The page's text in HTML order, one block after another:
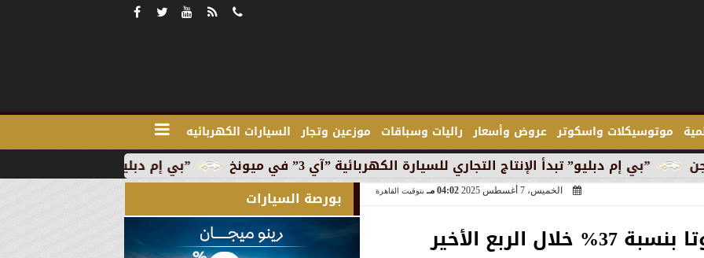
موتوسيكلات واسكوتر عروض وأسعار راليات وسباقات موزعين وتجار السيارات الكهربائيه
”بي إم دبليو” تبدأ الإنتاج التجاري للسيارة الكهربائية ”آي تبدأ الإنتاج التجاري للسيارة الكهربائية ”آي 3” في ميونخ
الخميس، 7 أغسطس 2025 04:02 مـ بتوقيت القاهرة
الربع الأخير
بورصة السيارات